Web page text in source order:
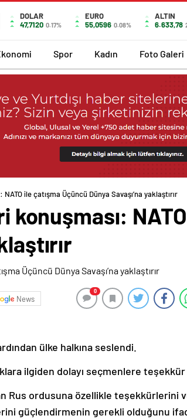
DOLAR
47,7120 0.17%
EURO
55,0596 0.08%
ALTIN
6.633,78
Spor Kadın Foto Galeri
ile çatışma Üçüncü Dünya Savaşı’na yaklaştırır
konuşması:
News
0
ülke halkına seslendi.
ilgiden dolayı seçmenlere
Rus ordusuna özellikle teşekkürlerini
güçlendirmenin gerekli olduğunu